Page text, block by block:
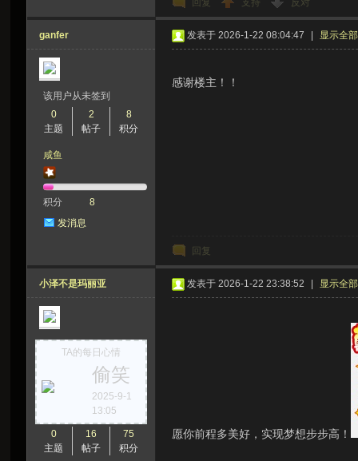
回复 支持 反对
ganfer
该用户从未签到
0
主题
2
帖子
8
积分
咸鱼
积分
8
发消息
发表于 2026-1-22 08:04:47 显示全
感谢楼主！！
回复
小泽不是玛丽亚
TA的每日心情
偷笑
2025-9-1
13:05
0
主题
16
帖子
75
积分
发表于 2026-1-22 23:38:52 显示全
愿你前程多美好，实现梦想步步高！